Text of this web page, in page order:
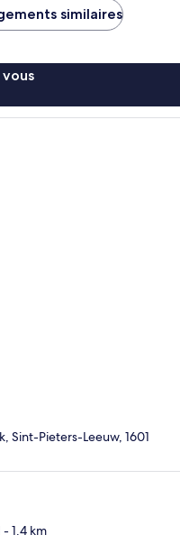
similaires
Sint-Pieters-Leeuw, 1601
- 1.4 km